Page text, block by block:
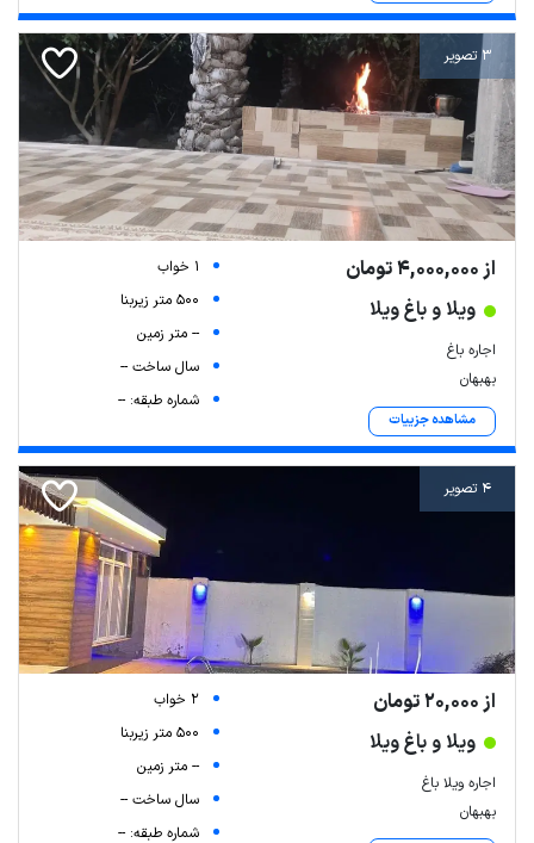
3 تصویر
از 4,000,000 تومان
ویلا و باغ ویلا
اجاره باغ
بهبهان
مشاهده جزییات
1 خواب
500 متر زیربنا
-- متر زمین
سال ساخت --
شماره طبقه: --
4 تصویر
از 20,000 تومان
ویلا و باغ ویلا
اجاره ویلا باغ
بهبهان
2 خواب
500 متر زیربنا
-- متر زمین
سال ساخت --
شماره طبقه: --